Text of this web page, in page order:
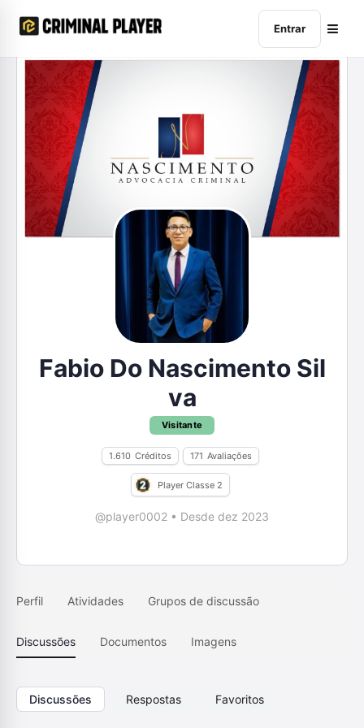
Entrar
Fabio Do Nascimento Sil
va
Visitante
1.610 Créditos 171 Avaliações
Player Classe 2
@player0002 • Desde dez 2023
Perfil Atividades Grupos de discussão
Discussões Documentos Imagens
Discussões Respostas Favoritos